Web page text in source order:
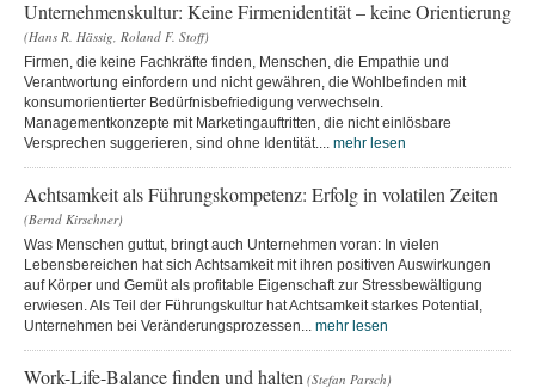
Unternehmenskultur: Keine Firmenidentität – keine Orientierung
(Hans R. Hässig, Roland F. Stoff)
Firmen, die keine Fachkräfte finden, Menschen, die Empathie und
Verantwortung einfordern und nicht gewähren, die Wohlbefinden mit
konsumorientierter Bedürfnisbefriedigung verwechseln.
Managementkonzepte mit Marketingauftritten, die nicht einlösbare
Versprechen suggerieren, sind ohne Identität.... mehr lesen
Achtsamkeit als Führungskompetenz: Erfolg in volatilen Zeiten
(Bernd Kirschner)
Was Menschen guttut, bringt auch Unternehmen voran: In vielen
Lebensbereichen hat sich Achtsamkeit mit ihren positiven Auswirkungen
auf Körper und Gemüt als profitable Eigenschaft zur Stressbewältigung
erwiesen. Als Teil der Führungskultur hat Achtsamkeit starkes Potential,
Unternehmen bei Veränderungsprozessen... mehr lesen
Work-Life-Balance finden und halten (Stefan Parsch)